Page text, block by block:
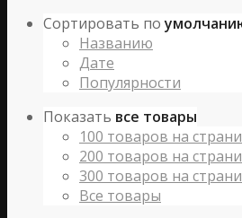
Сортировать по
Названию
Дате
Популярности
Показать все товары
100 товаров на
200 товаров на
300 товаров на
Все товары